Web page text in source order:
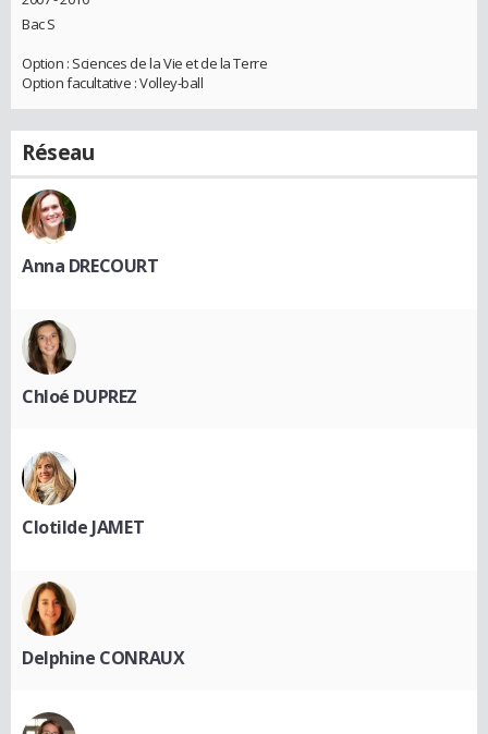
Bac S
Option : Sciences de la Vie et de la Terre
Option facultative : Volley-ball
Réseau
Anna DRECOURT
Chloé DUPREZ
Clotilde JAMET
Delphine CONRAUX